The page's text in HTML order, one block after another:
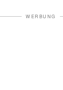
WERBUNG